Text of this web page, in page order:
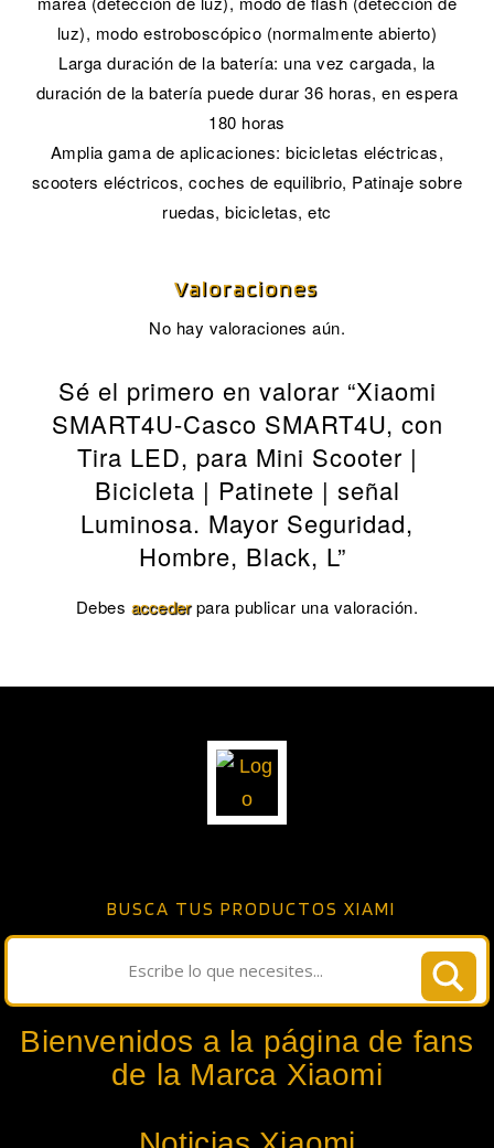
luz), modo estroboscópico (normalmente abierto)
Larga duración de la batería: una vez cargada, la
duración de la batería puede durar 36 horas, en espera
180 horas
Amplia gama de aplicaciones: bicicletas eléctricas,
scooters eléctricos, coches de equilibrio, Patinaje sobre
ruedas, bicicletas, etc
Valoraciones
No hay valoraciones aún.
Sé el primero en valorar “Xiaomi
SMART4U-Casco SMART4U, con
Tira LED, para Mini Scooter |
Bicicleta | Patinete | señal
Luminosa. Mayor Seguridad,
Hombre, Black, L”
Debes accederpara publicar una valoración.
BUSCA TUS PRODUCTOS XIAMI
Bienvenidos a la página de fans
de la Marca Xiaomi